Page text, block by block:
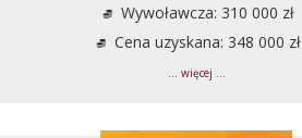
Wywoławcza: 310 000 zł
Cena uzyskana: 348 000 zł
... więcej ...